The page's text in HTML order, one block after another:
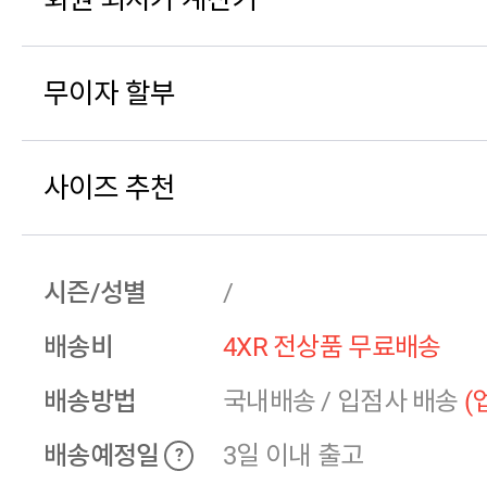
무이자 할부
사이즈 추천
시즌/성별
/
배송비
4XR 전상품 무료배송
배송방법
국내배송 / 입점사 배송 (
배송예정일
?
3일 이내 출고